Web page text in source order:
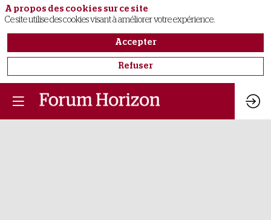
A propos des cookies sur ce site
Ce site utilise des cookies visant à améliorer votre expérience.
Accepter
Refuser